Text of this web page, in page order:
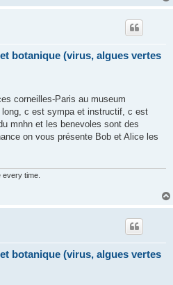
botanique (virus, algues vertes
corneilles-Paris au museum
c est sympa et instructif, c est
mnhn et les benevoles sont des
on vous présente Bob et Alice les
every time.
botanique (virus, algues vertes